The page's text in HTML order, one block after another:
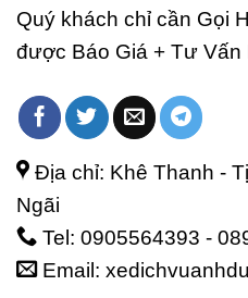
Quý khách chỉ cần Gọi
được Báo Giá + Tư Vấn
Địa chỉ: Khê Thanh -
Ngãi
Tel: 0905564393 -
Email: